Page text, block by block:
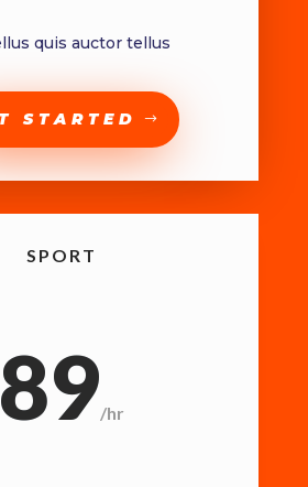
quis auctor tellus
STARTED
SPORT
89/hr